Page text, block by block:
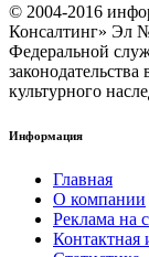
© 2004-2016
Консалтинг» Эл
Федеральной
культурного
Информация
Главная
О компании
Реклама на
Контактная